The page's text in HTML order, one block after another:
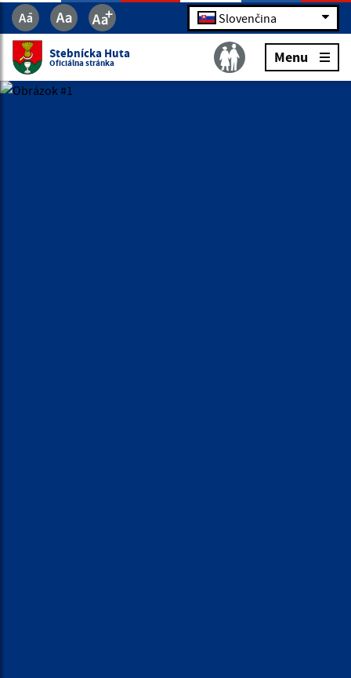
Slovenčina
Stebnícka Huta
Oficiálna stránka Menu